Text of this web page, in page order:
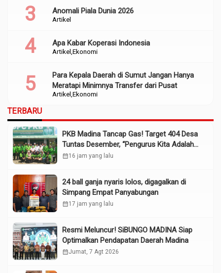
Artikel
Anomali Piala Dunia 2026
Artikel Ekonomi
Apa Kabar Koperasi Indonesia
Artikel Ekonomi
Para Kepala Daerah di Sumut Jangan Hanya
Meratapi Minimnya Transfer dari Pusat
TERBARU
PKB Madina Tancap Gas! Target 404 Desa
Tuntas Desember, “Pengurus Kita Adalah
Tokoh”
calendar_month16 jam yang lalu
24 ball ganja nyaris lolos, digagalkan di
Simpang Empat Panyabungan
calendar_month17 jam yang lalu
Resmi Meluncur! SiBUNGO MADINA Siap
Optimalkan Pendapatan Daerah Madina
calendar_monthJumat, 7 Agt 2026